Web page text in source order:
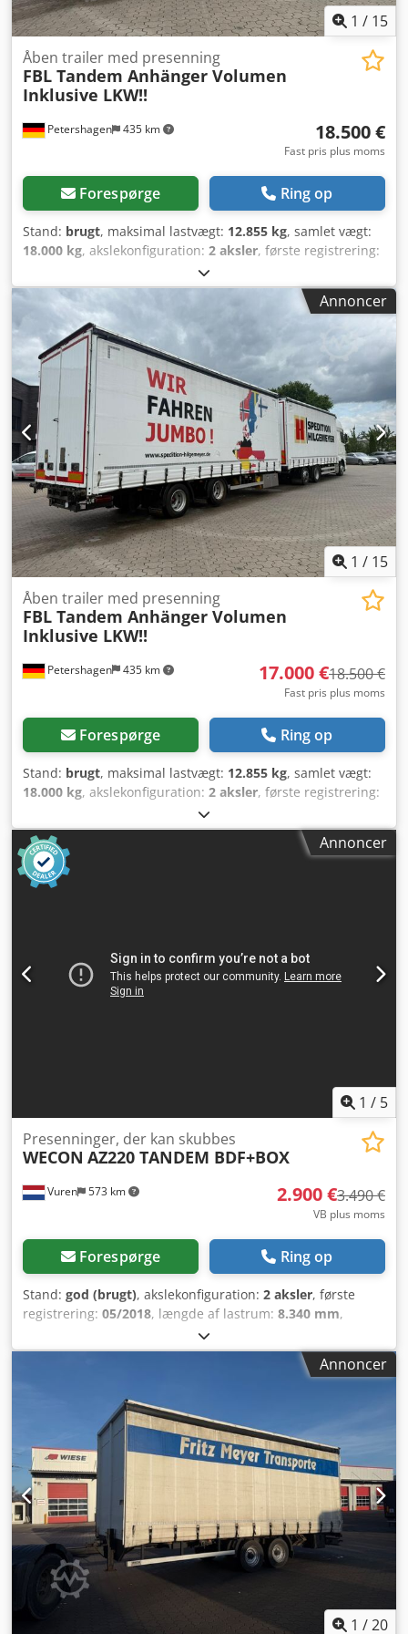
1 / 15
Petershagen 435 km
Åben trailer med presenning
FBL Tandem Anhänger Volumen
Inklusive LKW!!
18.500 €
Fast pris plus moms
Forespørge Ring op
Stand: brugt, maksimal lastvægt: 12.855 kg, samlet vægt:
18.000 kg, akslekonfiguration: 2 aksler, første registrering:
2.550 mm
Udstyr:ABS, FBL tandem volumenanhænger | Inkl.
matchende DAF lastbil | Kun som komplet vogntog!
Dcodew E Aa Dspfx Aggsk ? Kun tilgængelig som pakke
med matchende lastbil (annonce-nr. 9805) ? Lastbilpris:
68.400 € netto ? Samlet pris for vogntog: 86.900 € netto ?
Meget velholdt stand – klar til øjeblikkelig indsats ?
Medbringergaffeltruck tilgængelig mod merpris * SAF-
aksler * Luftaffjedring * Rustfri stål opbevaringskasser *
Dæk: 245/70R19,5 * Gaffeltruckholder For yderligere
oplysninger står vi gerne til rådighed
Annoncer
1 / 15
Petershagen 435 km
Åben trailer med presenning
FBL Tandem Anhänger Volumen
Inklusive LKW!!
17.000 €18.500 €
Fast pris plus moms
Forespørge Ring op
Stand: brugt, maksimal lastvægt: 12.855 kg, samlet vægt:
18.000 kg, akslekonfiguration: 2 aksler, første registrering:
2.550 mm
Udstyr:ABS, FBL tandem-trailer med stort volumen | Inkl.
passende DAF-lastbil | Kun tilgængelig som komplet sæt! ?
Kun tilgængelig som pakkeløsning med passende lastbil
(annonce nr. 9805) ? Pris for lastbil: 63.000,- € netto ?
Opbevaringskasser i rustfrit stål * Dækstørrelse
245/70R19,5 * Beslag til gaffeltruck Vi står til rådighed, hvis
du har brug for yderligere information.
Annoncer
1 / 5
Vuren 573 km
Presenninger, der kan skubbes
WECON AZ220 TANDEM BDF+BOX
2.900 €3.490 €
VB plus moms
Forespørge Ring op
Stand: god (brugt), akslekonfiguration: 2 aksler, første
registrering: 05/2018, længde af lastrum: 8.340 mm,
, lastepladshøjde:
samlet længde:10.650 mm, samlet bredde:2.550 mm,
, dækstørrelse:
, = Yderligere muligheder og udstyr = - EBS =
Bemærkninger = Antal aksler: 2, tvillingemonterede dæk,
egenvægt: 3.480 kg, bruttovægt: 21.000 kg, affjedringstype:
fuld luftaffjedring, ABS, EBS, sidevægs materiale:
presenning, akseltype: BPW, PRIS KUN FOR TRAILER / KUN
PRIS FOR PÅHÆNGER / ALENE PRIS = Yderligere oplysninger
= Generelle oplysninger Kabine: Dag Nummerplade:
KLEYN1 Drivlinje Brændstoftype: Diesel Gearkasse
Gearkasse: Manuel Akselkonfiguration Dækstørrelse:
265/70R19,5 Bremser: Tromlebremser Affjedring:
Luftaffjedring Aksel 1: Tvillingemonterede dæk;
dækmønster venstre indvendigt: 7 mm; dækmønster
Annoncer
1 /20